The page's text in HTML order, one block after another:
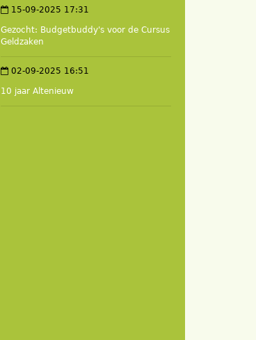
15-09-2025 17:31
Gezocht: Budgetbuddy's voor de Cursus
Geldzaken
02-09-2025 16:51
10 jaar Altenieuw